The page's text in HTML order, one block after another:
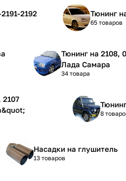
2190-2191-2192
65 товаров
Тюнинг на 2108, 09, 099
Лада Самара
34 товара
8
Насадки на глушитель
13 товаров